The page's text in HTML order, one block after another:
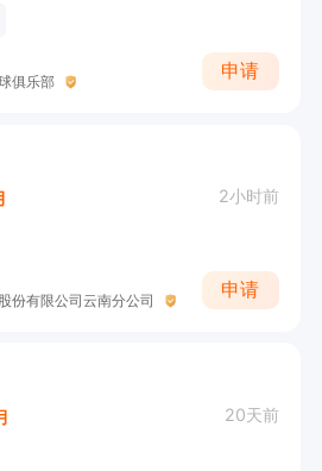
俱乐部
申请
2小时前
份有限公司云南分公司
申请
20天前